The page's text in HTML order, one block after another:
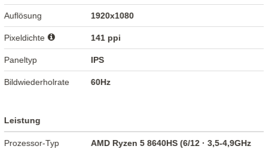
Auflösung 1920x1080
Pixeldichte 141 ppi
Paneltyp IPS
Bildwiederholrate 60Hz
Leistung
Prozessor-Typ
AMD Ryzen 5 8640HS (6/12 · 3,5-4,9GHz